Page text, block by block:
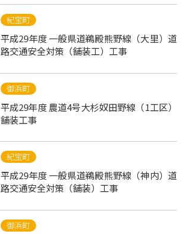
紀宝町
平成29年度 一般県道鵜殿熊野線（大里）道
路交通安全対策（舗装工）工事
御浜町
平成29年度 農道4号大杉奴田野線（1工区）
舗装工事
紀宝町
平成29年度 一般県道鵜殿熊野線（神内）道
路交通安全対策（舗装）工事
御浜町